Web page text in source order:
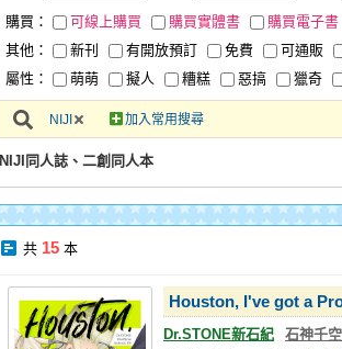
購買： 可線上購買 購買實體書 購買電子書
其他：
新刊 有開放預訂 免費 可通販
屬性：
萌萌 擬人 糟糕 惡搞 獵奇
NIJI 加入常用搜尋
NIJI同人誌、二創同人本
共 15 本
Houston, I've got a
Dr.STONE新石紀 石神千